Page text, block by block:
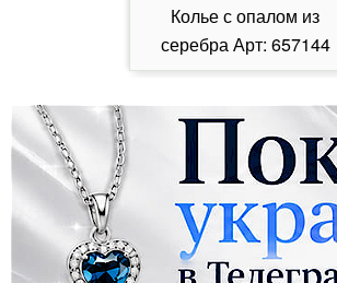
Колье с опалом из
серебра Арт: 657144